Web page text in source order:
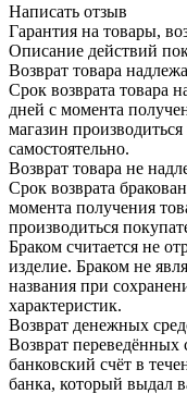
Написать отзыв
Гарантия на товары,
Описание действий
Возврат товара
Срок возврата товара
дней с момента
магазин
самостоятельно.
Возврат товара не
Срок возврата
момента получения
производиться
Браком считается не
изделие. Браком не
названия при
характеристик.
Возврат денежных
Возврат переведённых
банковский счёт в
банка, который выдал